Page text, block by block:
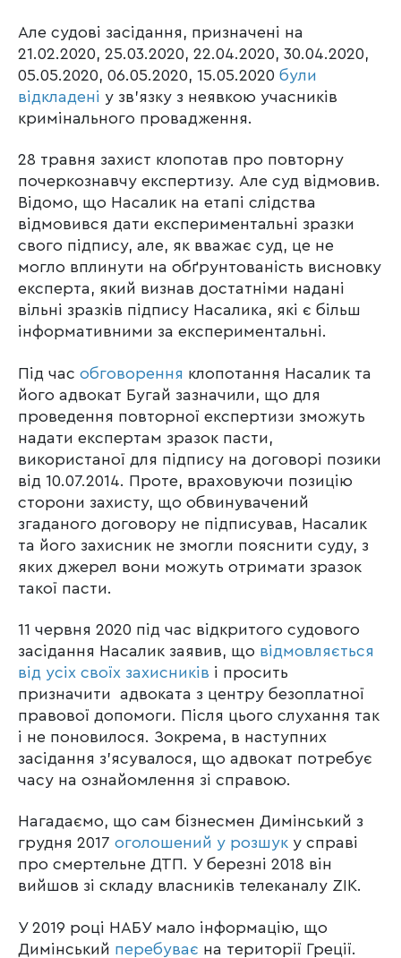
Але судові засідання, призначені на
21.02.2020, 25.03.2020, 22.04.2020, 30.04.2020,
05.05.2020, 06.05.2020, 15.05.2020 були
відкладені у зв’язку з неявкою учасників
кримінального провадження.
28 травня захист клопотав про повторну
почеркознавчу експертизу. Але суд відмовив.
Відомо, що Насалик на етапі слідства
відмовився дати експериментальні зразки
свого підпису, але, як вважає суд, це не
могло вплинути на обґрунтованість висновку
експерта, який визнав достатніми надані
вільні зразків підпису Насалика, які є більш
інформативними за експериментальні.
Під час обговорення клопотання Насалик та
його адвокат Бугай зазначили, що для
проведення повторної експертизи зможуть
надати експертам зразок пасти,
використаної для підпису на договорі позики
від 10.07.2014. Проте, враховуючи позицію
сторони захисту, що обвинувачений
згаданого договору не підписував, Насалик
та його захисник не змогли пояснити суду, з
яких джерел вони можуть отримати зразок
такої пасти.
11 червня 2020 під час відкритого судового
засідання Насалик заявив, що відмовляється
від усіх своїх захисників і просить
призначити адвоката з центру безоплатної
правової допомоги. Після цього слухання так
і не поновилося. Зокрема, в наступних
засідання з’ясувалося, що адвокат потребує
часу на ознайомлення зі справою.
Нагадаємо, що сам бізнесмен Димінський з
грудня 2017 оголошений у розшук у справі
про смертельне ДТП. У березні 2018 він
вийшов зі складу власників телеканалу ZIK.
У 2019 році НАБУ мало інформацію, що
Димінський перебуває на території Греції.